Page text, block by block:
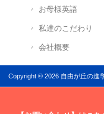
お母様英語
私達のこだわり
会社概要
Copyright © 2026 自由が丘の進